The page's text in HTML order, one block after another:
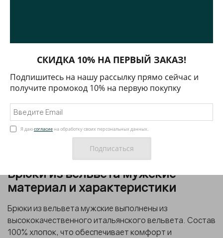
выразительный образ по сравнению с гладкими
тканями.
Если стоит задача купить вельветовые брюки
мужские, важно учитывать плотность ткани, качество
ворса и посадку изделия. В коллекции MENTE
представлены вельветовые мужские брюки в
коричневом оттенке - универсальное решение для
повседневных и более структурированных образов.
Брюки из вельвета мужские -
материал и характеристики
Брюки из вельвета мужские выполнены из
высококачественного итальянского вельвета. Состав
100% хлопок, что обеспечивает комфорт и
СКИДКА 10% НА ПЕРВЫЙ ЗАКАЗ!
Подпишитесь на нашу рассылку прямо сейчас и
получите промокод 10% на первую покупку
Я даюсогласие на обработку своих персональных данных.